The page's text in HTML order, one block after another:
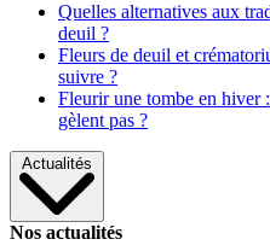
Quelles alternatives aux
deuil ?
Fleurs de deuil et
suivre ?
Fleurir une tombe en hiver
gèlent pas ?
Actualités
Nos actualités